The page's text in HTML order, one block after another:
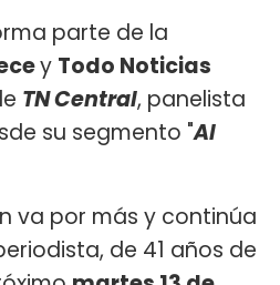
parte de la
y Todo Noticias
TN Central, panelista
su segmento "Al
va por más y continúa
de 41 años de